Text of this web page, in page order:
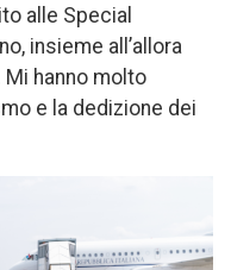
alle Special
insieme all’allora
hanno molto
e la dedizione dei